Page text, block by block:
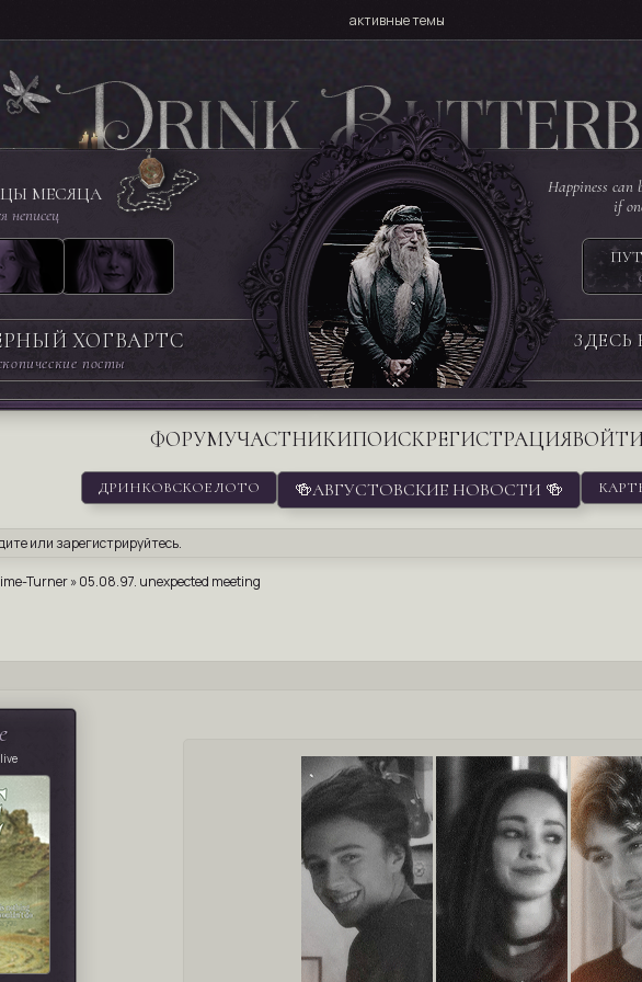
МЕСЯЦА
неписец
ХОГВАРТС
посты
Happiness can
if
ФОРУМУЧАСТНИКИПОИСКРЕГИСТРАЦИЯ
активные темы
ДРИНКОВСКОЕ ЛОТО 🍻АВГУСТОВСКИЕ НОВОСТИ 🍻
или зарегистрируйтесь.
Turner»05.08.97. unexpected meeting